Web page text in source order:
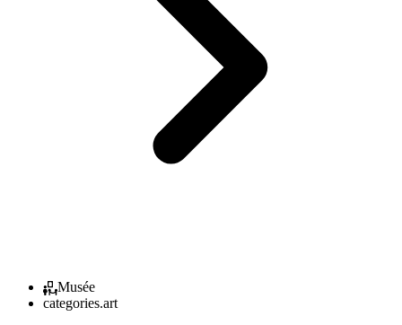
Musée
categories.art